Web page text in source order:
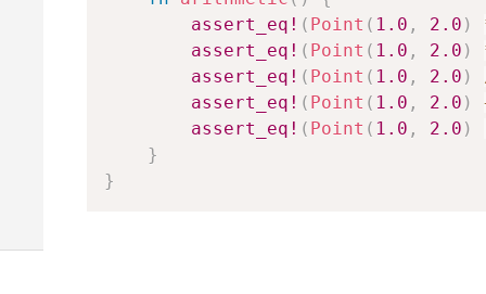
assert_eq! ( Point ( 1.0 , 2.0 )
assert_eq! ( Point ( 1.0 , 2.0 )
assert_eq! ( Point ( 1.0 , 2.0 )
assert_eq! ( Point ( 1.0 , 2.0 )
assert_eq! ( Point ( 1.0 , 2.0 )
}
}